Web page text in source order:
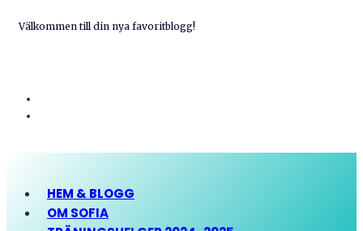
Välkommen till din nya favoritblogg!
HEM & BLOGG
OM SOFIA